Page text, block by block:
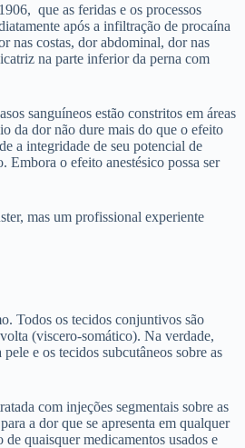
que as feridas e os processos
após a infiltração de procaína
nas costas, dor abdominal, dor nas
na parte inferior da perna com
sanguíneos estão constritos em áreas
da dor não dure mais do que o efeito
a integridade de seu potencial de
Embora o efeito anestésico possa ser
mas um profissional experiente
Todos os tecidos conjuntivos são
(viscero-somático). Na verdade,
e os tecidos subcutâneos sobre as
com injeções segmentais sobre as
a dor que se apresenta em qualquer
quaisquer medicamentos usados e